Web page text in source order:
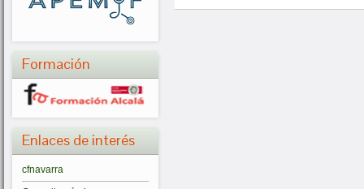
Formación
Enlaces de interés
cfnavarra